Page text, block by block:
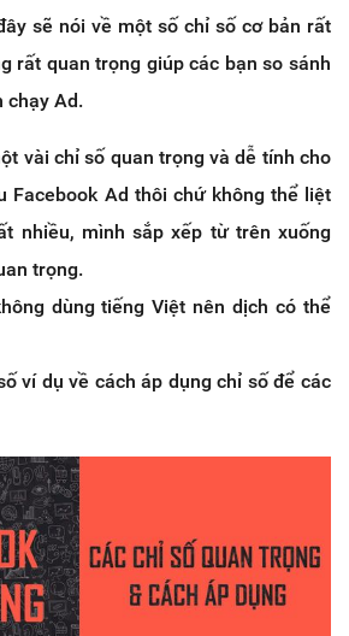
sẽ nói về một số chỉ số cơ bản rất
rất quan trọng giúp các bạn so sánh
chạy Ad.
vài chỉ số quan trọng và dễ tính cho
Facebook Ad thôi chứ không thể liệt
nhiều, mình sắp xếp từ trên xuống
trọng.
dùng tiếng Việt nên dịch có thể
ví dụ về cách áp dụng chỉ số để các